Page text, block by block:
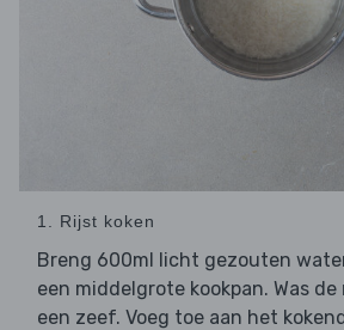
1. Rijst koken
Breng 600ml licht gezouten
een middelgrote kookpan. Was de
een zeef. Voeg toe aan het